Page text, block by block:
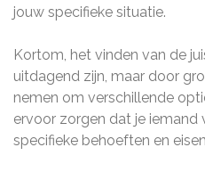
jouw specifieke situatie.
Kortom, het vinden van de
uitdagend zijn, maar door
nemen om verschillende
ervoor zorgen dat je iemand
specifieke behoeften en